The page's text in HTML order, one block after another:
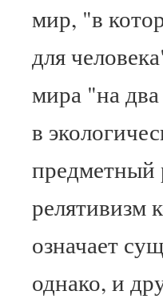
мир, "в
для
мира "на
в
предметный
релятивизм
означает
однако, и